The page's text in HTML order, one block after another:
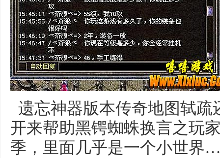
遗忘神器版本传奇地图轼
开来帮助黑锷蜘蛛换言之玩
季，里面几乎是一个小世